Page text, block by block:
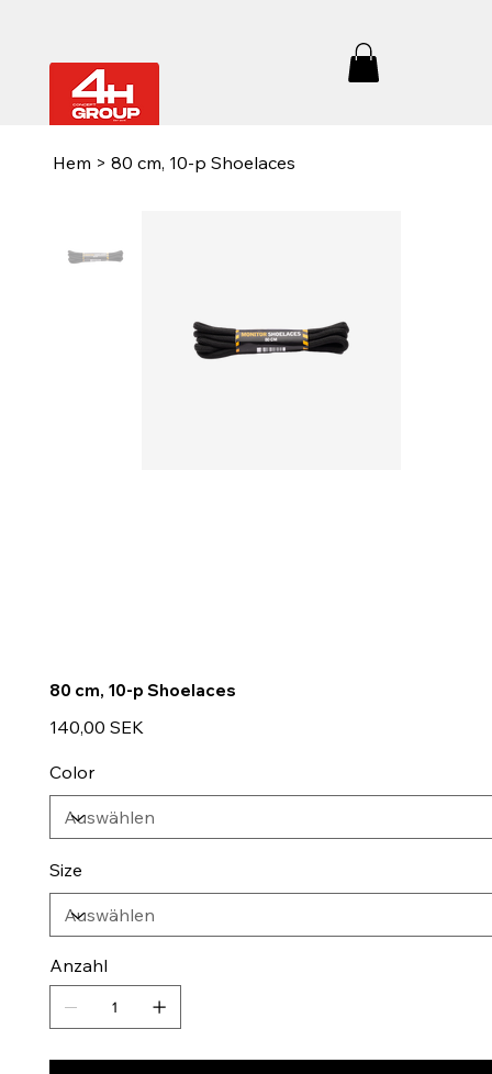
Hem > 80 cm, 10-p Shoelaces
80 cm, 10-p Shoelaces
Preis
140,00 SEK
Color
Size
Anzahl